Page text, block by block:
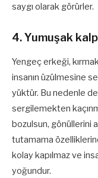
saygı olarak görürler.
4. Yumuşak
Yengeç erkeği,
insanın üzülmesine
yüktür. Bu nedenle
sergilemekten
bozulsun, gönüllerini
tutamama
kolay kapılmaz ve
yoğundur.